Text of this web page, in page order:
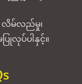
လိမ်လည်မှု၊
ြုလုပ်ပါနှင့်။